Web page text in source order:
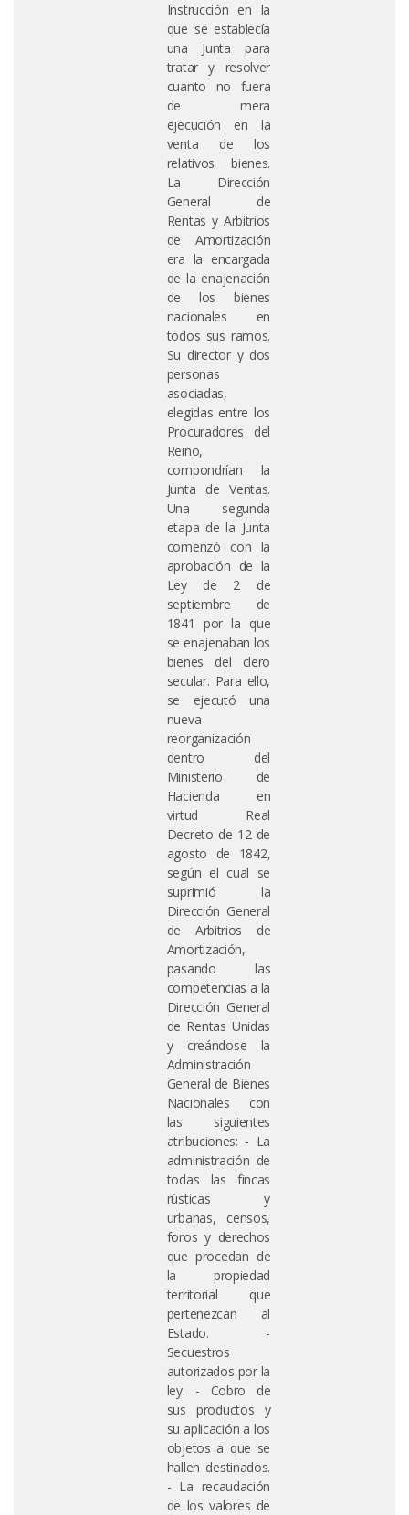
Instrucción en la
que se establecía
una Junta para
tratar y resolver
cuanto no fuera
de mera
ejecución en la
venta de los
relativos bienes.
La Dirección
General de
Rentas y Arbitrios
de Amortización
era la encargada
de la enajenación
de los bienes
nacionales en
todos sus ramos.
Su director y dos
personas
asociadas,
elegidas entre los
Procuradores del
Reino,
compondrían la
Junta de Ventas.
Una segunda
etapa de la Junta
comenzó con la
aprobación de la
Ley de 2 de
septiembre de
1841 por la que
se enajenaban los
bienes del clero
secular. Para ello,
se ejecutó una
nueva
reorganización
dentro del
Ministerio de
Hacienda en
virtud Real
Decreto de 12 de
agosto de 1842,
según el cual se
suprimió la
Dirección General
de Arbitrios de
Amortización,
pasando las
competencias a la
Dirección General
de Rentas Unidas
y creándose la
Administración
General de Bienes
Nacionales con
las siguientes
atribuciones: - La
administración de
todas las fincas
rústicas y
urbanas, censos,
foros y derechos
que procedan de
la propiedad
territorial que
pertenezcan al
Estado. -
Secuestros
autorizados por la
ley. - Cobro de
sus productos y
su aplicación a los
objetos a que se
hallen destinados.
- La recaudación
de los valores de